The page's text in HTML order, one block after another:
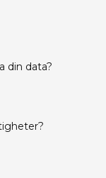
din data?